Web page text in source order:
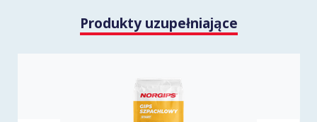
Produkty uzupełniające